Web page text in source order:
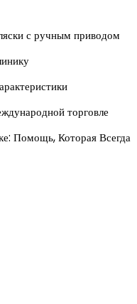
с ручным приводом
торговле
Помощь, Которая Всегда